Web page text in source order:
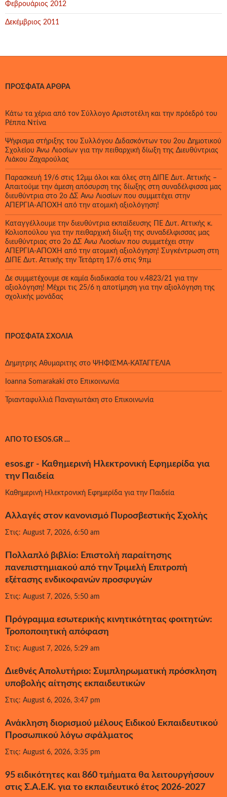
Φεβρουάριος 2012
Δεκέμβριος 2011
ΠΡΌΣΦΑΤΑ ΆΡΘΡΑ
Κάτω τα χέρια από τον Σύλλογο Αριστοτέλη και την πρόεδρό του
Ρέππα Ντίνα
Ψήφισμα στήριξης του Συλλόγου Διδασκόντων του 2ου Δημοτικού
Σχολείου Άνω Λιοσίων για την πειθαρχική δίωξη της Διευθύντριας
Λιάκου Ζαχαρούλας
Παρασκευή 19/6 στις 12μμ όλοι και όλες στη ΔΙΠΕ Δυτ. Αττικής –
Απαιτούμε την άμεση απόσυρση της δίωξης στη συναδέλφισσα μας
διευθύντρια στο 2ο ΔΣ Άνω Λιοσίων που συμμετέχει στην
ΑΠΕΡΓΙΑ-ΑΠΟΧΗ από την ατομική αξιολόγηση!
Καταγγέλλουμε την διευθύντρια εκπαίδευσης ΠΕ Δυτ. Αττικής κ.
Κολιοπούλου για την πειθαρχική δίωξη της συναδέλφισσας μας
διευθύντριας στο 2ο ΔΣ Άνω Λιοσίων που συμμετέχει στην
ΑΠΕΡΓΙΑ-ΑΠΟΧΗ από την ατομική αξιολόγηση! Συγκέντρωση στη
ΔΙΠΕ Δυτ. Αττικής την Τετάρτη 17/6 στις 9πμ
Δε συμμετέχουμε σε καμία διαδικασία του ν.4823/21 για την
αξιολόγηση! Μέχρι τις 25/6 η αποτίμηση για την αξιολόγηση της
σχολικής μονάδας
ΠΡΌΣΦΑΤΑ ΣΧΌΛΙΑ
Δημητρης Αθυμαριτης στο ΨΗΦΙΣΜΑ-ΚΑΤΑΓΓΕΛΙΑ
Ioanna Somarakaki στο Επικοινωνία
Τριανταφυλλιά Παναγιωτάκη στο Επικοινωνία
ΑΠΌ ΤΟ ESOS.GR …
esos.gr - Καθημερινή Ηλεκτρονική Εφημερίδα για
την Παιδεία
Καθημερινή Ηλεκτρονική Εφημερίδα για την Παιδεία
Αλλαγές στον κανονισμό Πυροσβεστικής Σχολής
Στις: August 7, 2026, 6:50 am
Πολλαπλό βιβλίο: Επιστολή παραίτησης
πανεπιστημιακού από την Τριμελή Επιτροπή
εξέτασης ενδικοφανών προσφυγών
Στις: August 7, 2026, 5:50 am
Πρόγραμμα εσωτερικής κινητικότητας φοιτητών:
Τροποποιητική απόφαση
Στις: August 7, 2026, 5:29 am
Διεθνές Απολυτήριο: Συμπληρωματική πρόσκληση
υποβολής αίτησης εκπαιδευτικών
Στις: August 6, 2026, 3:47 pm
Ανάκληση διορισμού μέλους Ειδικού Εκπαιδευτικού
Προσωπικού λόγω σφάλματος
Στις: August 6, 2026, 3:35 pm
95 ειδικότητες και 860 τμήματα θα λειτουργήσουν
στις Σ.Α.Ε.Κ. για το εκπαιδευτικό έτος 2026-2027